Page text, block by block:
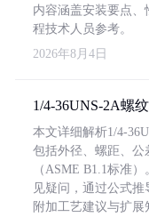
内容涵盖安装要点
程技术人员参考。
2026年8月4日
1/4-36UNS-2A螺
本文详细解析1/4-
包括外径、螺距、
（ASME B1.1标准
见疑问，通过公式
附加工艺建议与扩展